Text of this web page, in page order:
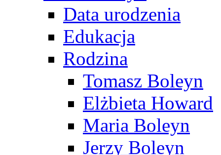
Data urodzenia
Edukacja
Rodzina
Tomasz Boleyn
Elżbieta Howard
Maria Boleyn
Jerzy Boleyn